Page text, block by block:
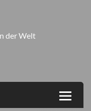
der Welt